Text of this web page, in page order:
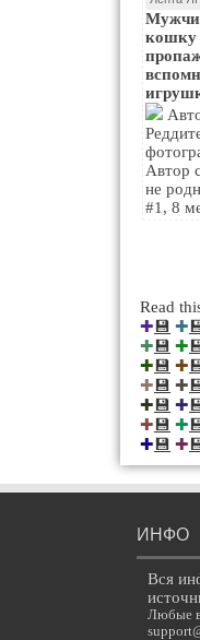
кошку
Автор
не
#1, 8
Read
✚💾 ✚
✚💾 ✚
✚💾 ✚
✚💾 ✚
✚💾 ✚
✚💾 ✚
✚💾 ✚
ИНФО
Вся
Любые